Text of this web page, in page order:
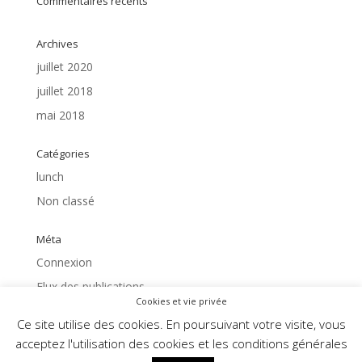
Archives
juillet 2020
juillet 2018
mai 2018
Catégories
lunch
Non classé
Méta
Connexion
Flux des publications
Cookies et vie privée
Ce site utilise des cookies. En poursuivant votre visite, vous
acceptez l'utilisation des cookies et les conditions générales